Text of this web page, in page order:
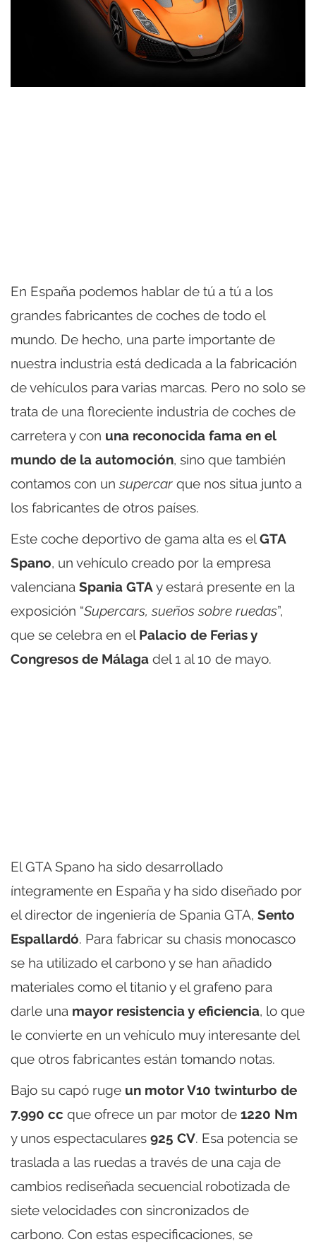
En España podemos hablar de tú a tú a los
grandes fabricantes de coches de todo el
mundo. De hecho, una parte importante de
nuestra industria está dedicada a la fabricación
de vehículos para varias marcas. Pero no solo se
trata de una floreciente industria de coches de
carretera y con una reconocida fama en el
mundo de la automoción, sino que también
contamos con unsupercar que nos situa junto a
los fabricantes de otros países.
Este coche deportivo de gama alta es elGTA
Spano, un vehículo creado por la empresa
valenciana Spania GTAy estará presente en la
exposición “Supercars, sueños sobre ruedas”,
que se celebra en el Palacio de Ferias y
Congresos de Málaga del 1 al 10 de mayo.
El GTA Spano ha sido desarrollado
íntegramente en España y ha sido diseñado por
el director de ingeniería de Spania GTA, Sento
Espallardó. Para fabricar su chasis monocasco
se ha utilizado el carbono y se han añadido
materiales como el titanio y el grafeno para
darle una mayor resistencia y eficiencia, lo que
le convierte en un vehículo muy interesante del
que otros fabricantes están tomando notas.
Bajo su capó ruge un motor V10 twinturbo de
7.990 cc que ofrece un par motor de 1220 Nm
y unos espectaculares 925 CV. Esa potencia se
traslada a las ruedas a través de una caja de
cambios rediseñada secuencial robotizada de
siete velocidades con sincronizados de
carbono. Con estas especificaciones, se